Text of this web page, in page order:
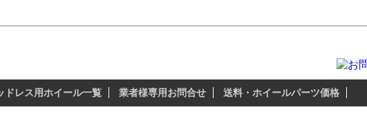
ドレス用ホイール一覧 業者様専用お問合せ 送料・ホイールパーツ価格